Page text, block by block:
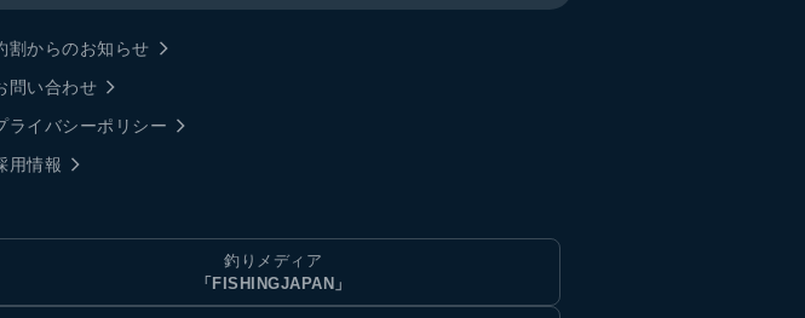
割からのお知らせ
問い合わせ
ライバシーポリシー
用情報
釣りメディア
「FISHINGJAPAN」